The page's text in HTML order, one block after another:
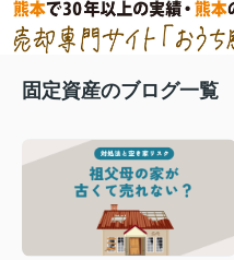
固定資産のブログ一覧